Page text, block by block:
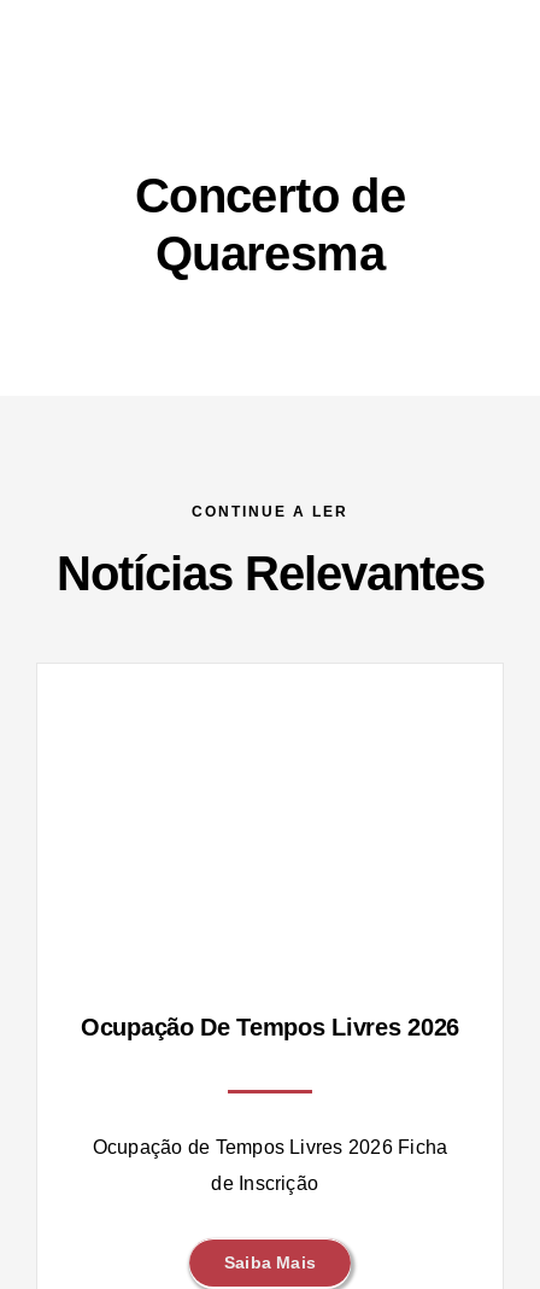
Concerto de
Quaresma
CONTINUE A LER
Notícias Relevantes
Ocupação De Tempos Livres 2026
Ocupação de Tempos Livres 2026 Ficha
de Inscrição
Saiba Mais